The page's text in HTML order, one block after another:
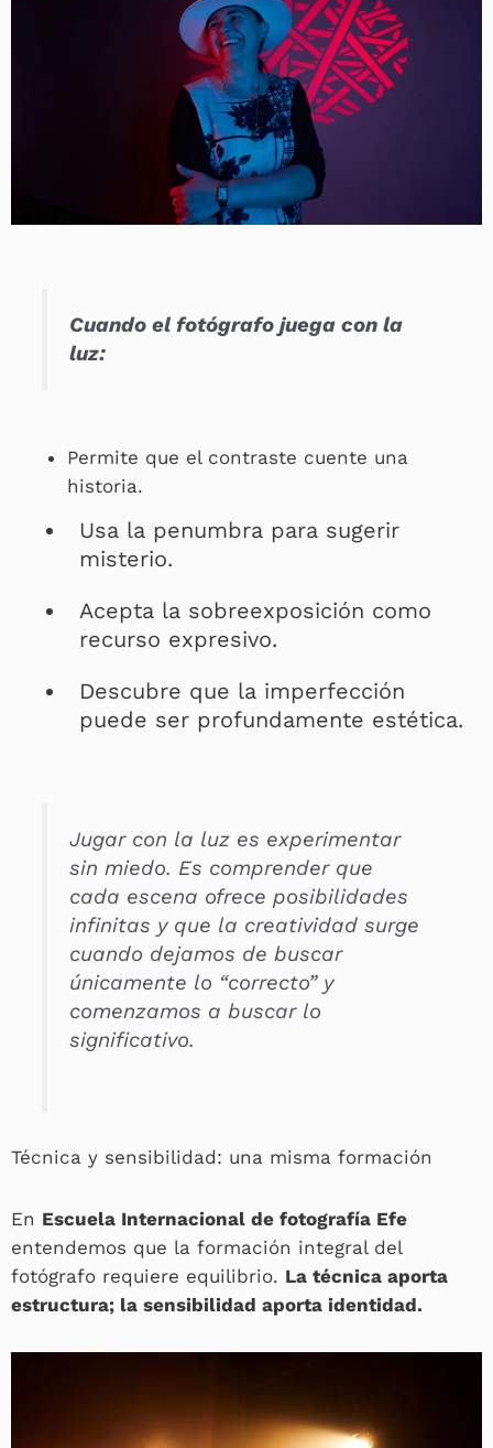
Cuando el fotógrafo juega con la
luz:
Permite que el contraste cuente una
historia.
Usa la penumbra para sugerir
misterio.
Acepta la sobreexposición como
recurso expresivo.
Descubre que la imperfección
puede ser profundamente estética.
Jugar con la luz es experimentar
sin miedo. Es comprender que
cada escena ofrece posibilidades
infinitas y que la creatividad surge
cuando dejamos de buscar
únicamente lo “correcto” y
comenzamos a buscar lo
significativo.
Técnica y sensibilidad: una misma formación
En Escuela Internacional de fotografía Efe
entendemos que la formación integral del
fotógrafo requiere equilibrio. La técnica aporta
estructura; la sensibilidad aporta identidad.